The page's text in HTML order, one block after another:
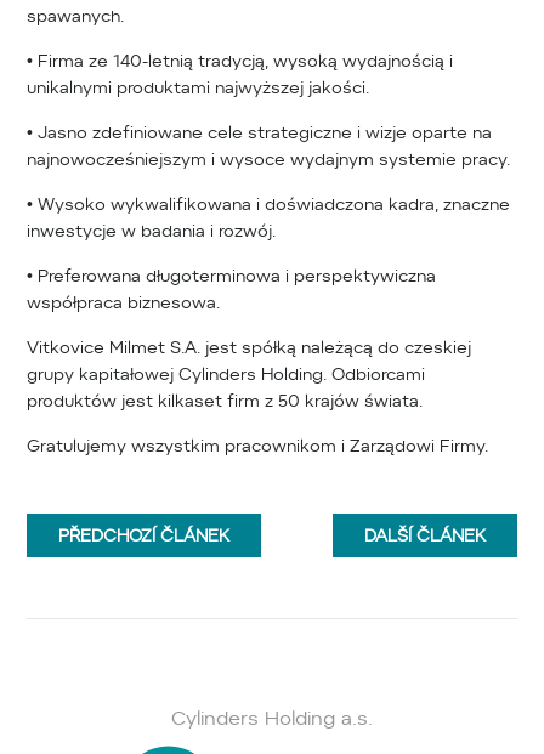
spawanych.
• Firma ze 140-letnią tradycją, wysoką wydajnością i
unikalnymi produktami najwyższej jakości.
• Jasno zdefiniowane cele strategiczne i wizje oparte na
najnowocześniejszym i wysoce wydajnym systemie pracy.
• Wysoko wykwalifikowana i doświadczona kadra, znaczne
inwestycje w badania i rozwój.
• Preferowana długoterminowa i perspektywiczna
współpraca biznesowa.
Vitkovice Milmet S.A. jest spółką należącą do czeskiej
grupy kapitałowej Cylinders Holding. Odbiorcami
produktów jest kilkaset firm z 50 krajów świata.
Gratulujemy wszystkim pracownikom i Zarządowi Firmy.
DALŠÍ ČLÁNEK
PŘEDCHOZÍČLÁNEK
Cylinders Holding a.s.